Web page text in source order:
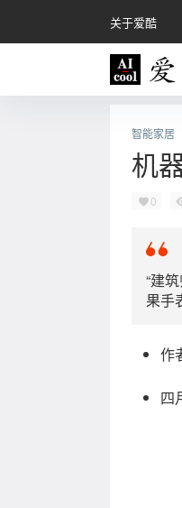
关于爱酷
智能家居
机
0
“建
果手
作
四